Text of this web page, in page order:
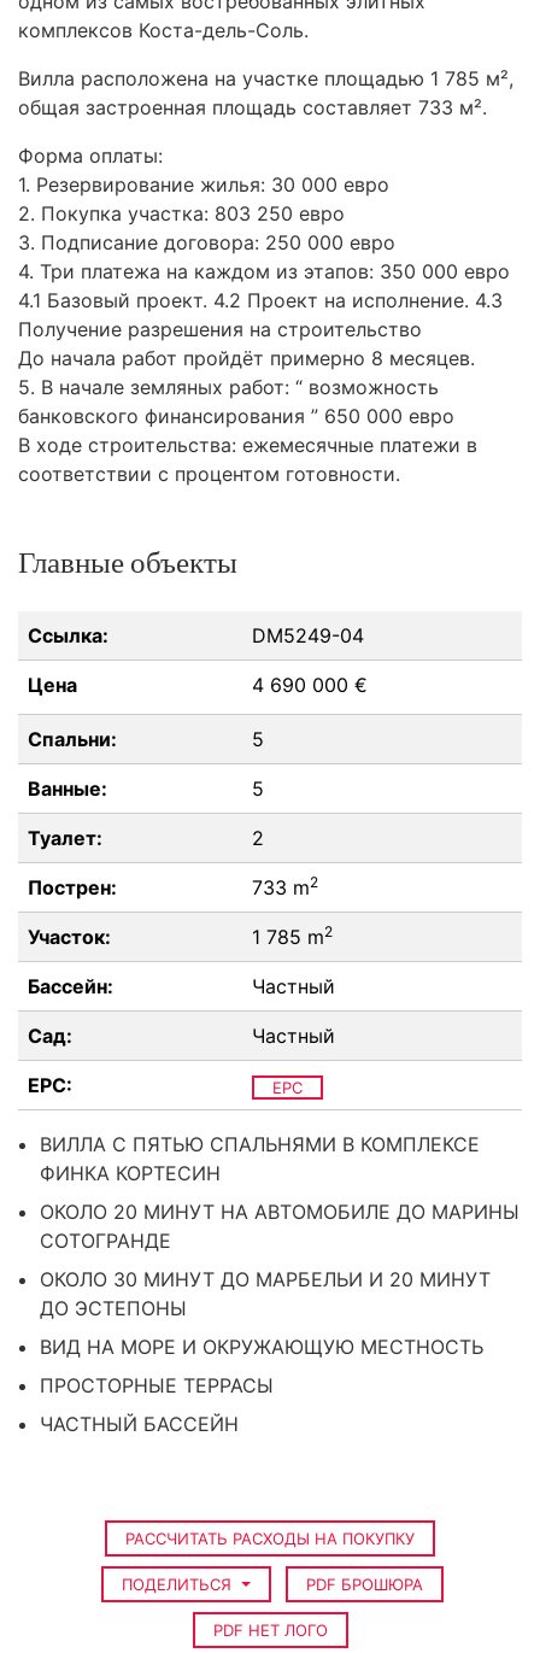
комплексов Коста-дель-Соль.
Вилла расположена на участке площадью 1 785 м²,
общая застроенная площадь составляет 733 м².
Форма оплаты:
1. Резервирование жилья: 30 000 евро
2. Покупка участка: 803 250 евро
3. Подписание договора: 250 000 евро
4. Три платежа на каждом из этапов: 350 000 евро
4.1 Базовый проект. 4.2 Проект на исполнение. 4.3
Получение разрешения на строительство
До начала работ пройдёт примерно 8 месяцев.
5. В начале земляных работ: “ возможность
банковского финансирования ” 650 000 евро
В ходе строительства: ежемесячные платежи в
соответствии с процентом готовности.
Главные объекты
Ссылка: DM5249-04
Цена 4 690 000 €
Спальни: 5
Ванные: 5
Туалет: 2
Пострен: 733 m2
Участок: 1 785 m2
Бассейн: Частный
Сад: Частный
EPC: EPC
ВИЛЛА С ПЯТЬЮ СПАЛЬНЯМИ В КОМПЛЕКСЕ
ФИНКА КОРТЕСИН
ОКОЛО 20 МИНУТ НА АВТОМОБИЛЕ ДО МАРИНЫ
СОТОГРАНДЕ
ОКОЛО 30 МИНУТ ДО МАРБЕЛЬИ И 20 МИНУТ
ДО ЭСТЕПОНЫ
ВИД НА МОРЕ И ОКРУЖАЮЩУЮ МЕСТНОСТЬ
ПРОСТОРНЫЕ ТЕРРАСЫ
ЧАСТНЫЙ БАССЕЙН
РАССЧИТАТЬ РАСХОДЫ НА ПОКУПКУ
ПОДЕЛИТЬСЯ PDF БРОШЮРА
PDF НЕТ ЛОГО